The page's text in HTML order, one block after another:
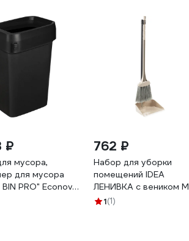
₽
мусора,
для мусора
PRO" Econova
435245813
762 ₽
Набор для уборки
помещений IDEA
ЛЕНИВКА с веником М
5178 Капучино
1(1)